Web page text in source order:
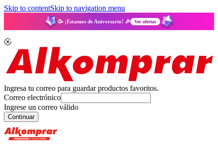
Skip to contentSkip to navigation menu
🥳 ¡Estamos de Aniversario! 🎉 Ver ofertas
Ingresa tu correo para guardar productos favoritos.
Correo electrónico
Ingrese un correo válido
Continuar